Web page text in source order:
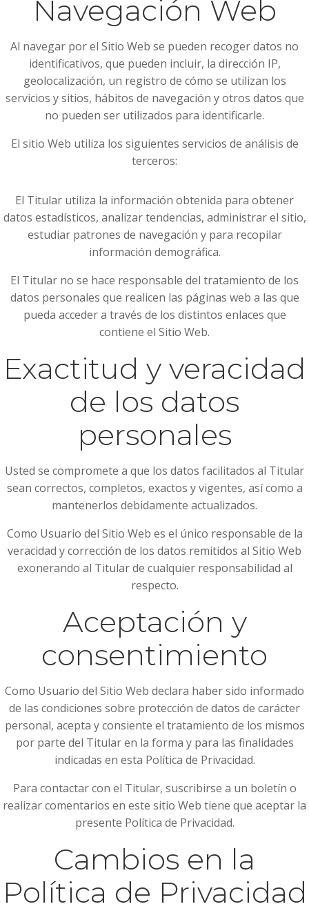
Navegación Web
Al navegar por el Sitio Web se pueden recoger datos no
identificativos, que pueden incluir, la dirección IP,
geolocalización, un registro de cómo se utilizan los
servicios y sitios, hábitos de navegación y otros datos que
no pueden ser utilizados para identificarle.
El sitio Web utiliza los siguientes servicios de análisis de
terceros:
El Titular utiliza la información obtenida para obtener
datos estadísticos, analizar tendencias, administrar el sitio,
estudiar patrones de navegación y para recopilar
información demográfica.
El Titular no se hace responsable del tratamiento de los
datos personales que realicen las páginas web a las que
pueda acceder a través de los distintos enlaces que
contiene el Sitio Web.
Exactitud y veracidad
de los datos
personales
Usted se compromete a que los datos facilitados al Titular
sean correctos, completos, exactos y vigentes, así como a
mantenerlos debidamente actualizados.
Como Usuario del Sitio Web es el único responsable de la
veracidad y corrección de los datos remitidos al Sitio Web
exonerando al Titular de cualquier responsabilidad al
respecto.
Aceptación y
consentimiento
Como Usuario del Sitio Web declara haber sido informado
de las condiciones sobre protección de datos de carácter
personal, acepta y consiente el tratamiento de los mismos
por parte del Titular en la forma y para las finalidades
indicadas en esta Política de Privacidad.
Para contactar con el Titular, suscribirse a un boletín o
realizar comentarios en este sitio Web tiene que aceptar la
presente Política de Privacidad.
Cambios en la
Política de Privacidad